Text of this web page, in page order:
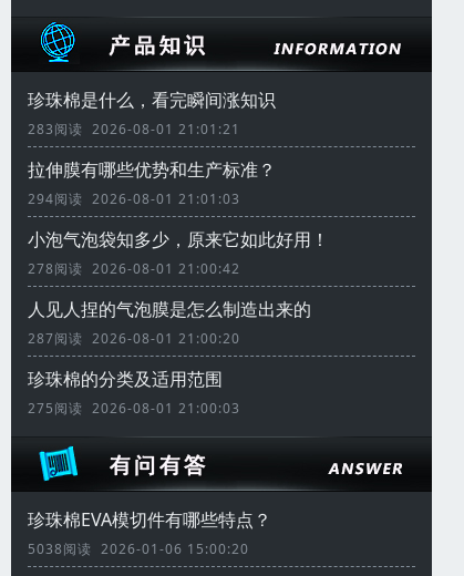
珍珠棉是什么，看完瞬间涨知识
283阅读 2026-08-01 21:01:21
拉伸膜有哪些优势和生产标准？
294阅读 2026-08-01 21:01:03
小泡气泡袋知多少，原来它如此好用！
278阅读 2026-08-01 21:00:42
人见人捏的气泡膜是怎么制造出来的
287阅读 2026-08-01 21:00:20
珍珠棉的分类及适用范围
275阅读 2026-08-01 21:00:03
珍珠棉EVA模切件有哪些特点？
5038阅读 2026-01-06 15:00:20